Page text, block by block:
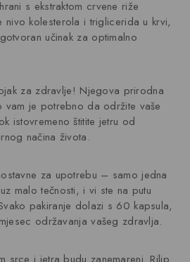
s ekstraktom crvene riže
nivo kolesterola i triglicerida u krvi,
učinak za optimalno
za zdravlje! Njegova prirodna
vam je potrebno da održite vaše
istovremeno štitite jetru od
načina života.
za upotrebu – samo jedna
malo tečnosti, i vi ste na putu
pakiranje dolazi s 60 kapsula,
održavanja vašeg zdravlja.